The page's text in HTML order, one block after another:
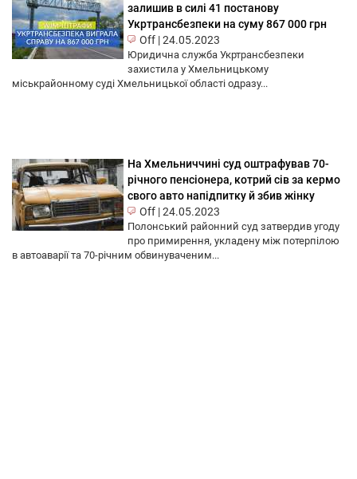
залишив в силі 41 постанову
Укртрансбезпеки на суму 867 000 грн
Off |24.05.2023
Юридична служба Укртрансбезпеки
захистила у Хмельницькому
міськрайонному суді Хмельницької області одразу...
На Хмельниччині суд оштрафував 70-
річного пенсіонера, котрий сів за кермо
свого авто напідпитку й збив жінку
Off |24.05.2023
Полонський районний суд затвердив угоду
про примирення, укладену між потерпілою
в автоаварії та 70-річним обвинуваченим...